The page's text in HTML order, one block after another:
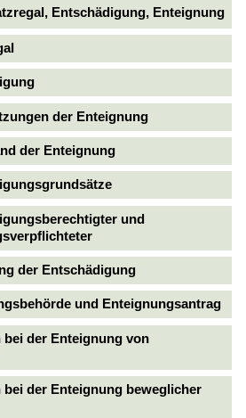
Entschädigung, Enteignung
der Enteignung
der Enteignung
und
der Entschädigung
und Enteignungsantrag
bei der Enteignung von
bei der Enteignung beweglicher